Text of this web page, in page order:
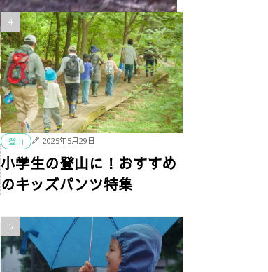
登山 2025年5月29日
小学生の登山に！おすすめ
のキッズパンツ特集